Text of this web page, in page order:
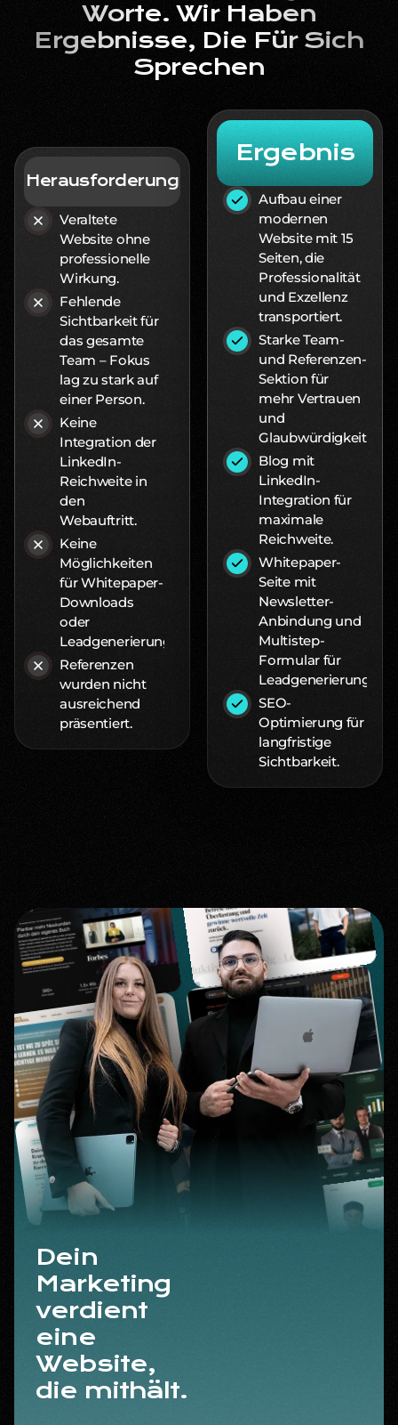
Worte. Wir Haben
Ergebnisse, Die Für Sich
Sprechen
Herausforderung
Veraltete
Website ohne
professionelle
Wirkung.
Fehlende
Sichtbarkeit für
das gesamte
Team – Fokus
lag zu stark auf
einer Person.
Keine
Integration der
LinkedIn-
Reichweite in
den
Webauftritt.
Keine
Möglichkeiten
für Whitepaper-
Downloads
oder
Leadgenerierung.
Referenzen
wurden nicht
ausreichend
präsentiert.
Ergebnis
Aufbau einer
modernen
Website mit 15
Seiten, die
Professionalität
und Exzellenz
transportiert.
Starke Team-
und Referenzen-
Sektion für
mehr Vertrauen
und
Glaubwürdigkeit.
Blog mit
LinkedIn-
Integration für
maximale
Reichweite.
Whitepaper-
Seite mit
Newsletter-
Anbindung und
Multistep-
Formular für
Leadgenerierung.
SEO-
Optimierung für
langfristige
Sichtbarkeit.
Dein
Marketing
verdient
eine
Website,
die mithält.